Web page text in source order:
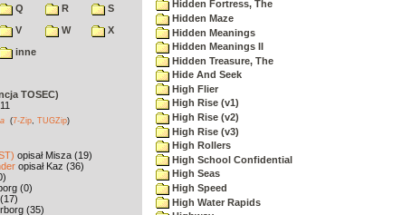
Q R
S
V W
X
inne
TOSEC)
(7-Zip TUGZip)
opisał Misza (19)
opisał Kaz (36)
(0)
(35)
Hidden Fortress, The
Hidden Maze
Hidden Meanings
Hidden Meanings II
Hidden Treasure, The
Hide And Seek
High Flier
High Rise (v1)
High Rise (v2)
High Rise (v3)
High Rollers
High School Confidential
High Seas
High Speed
High Water Rapids